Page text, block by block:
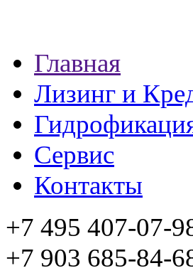
Главная
Лизинг и
Сервис
Контакты
+7 495 407-07-
+7 903 685-84-